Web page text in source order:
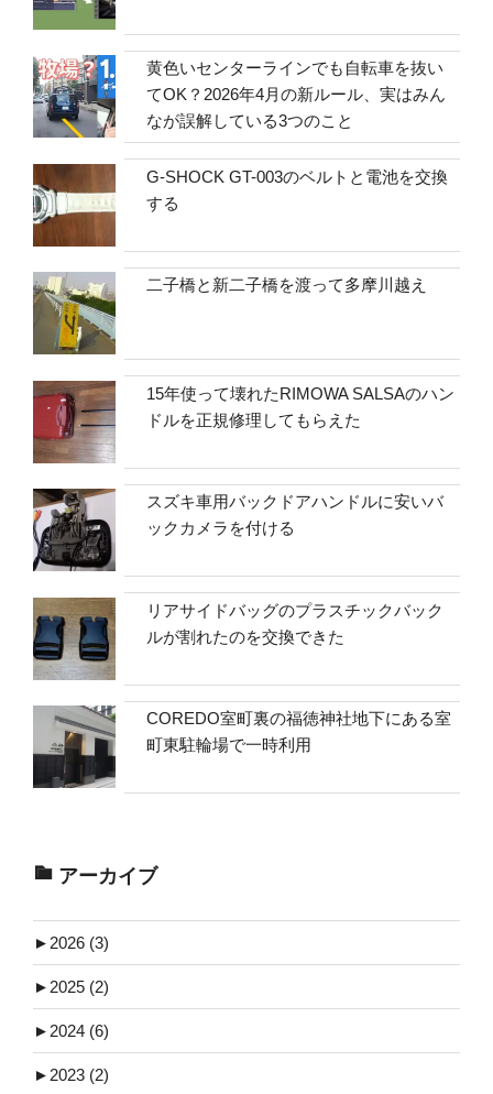
黄色いセンターラインでも自転車を抜い
てOK？2026年4月の新ルール、実はみん
なが誤解している3つのこと
G-SHOCK GT-003のベルトと電池を交換
する
二子橋と新二子橋を渡って多摩川越え
15年使って壊れたRIMOWA SALSAのハン
ドルを正規修理してもらえた
スズキ車用バックドアハンドルに安いバ
ックカメラを付ける
リアサイドバッグのプラスチックバック
ルが割れたのを交換できた
COREDO室町裏の福徳神社地下にある室
町東駐輪場で一時利用
アーカイブ
► 2026 (3)
► 2025 (2)
► 2024 (6)
► 2023 (2)